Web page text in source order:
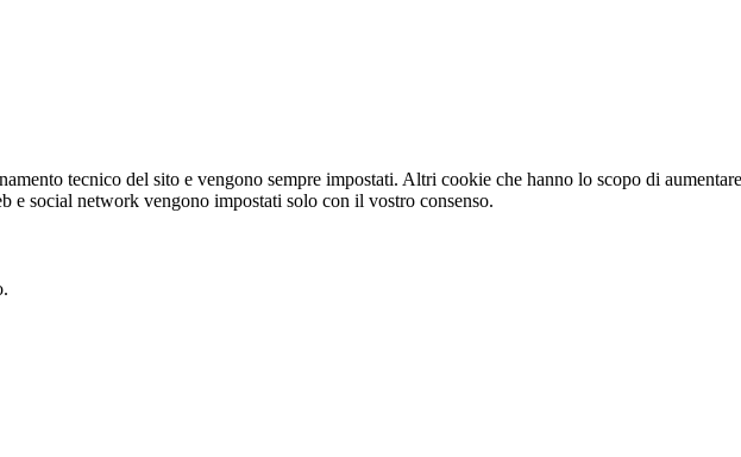
tecnico del sito e vengono sempre impostati. Altri cookie che hanno lo scopo di
social network vengono impostati solo con il vostro consenso.